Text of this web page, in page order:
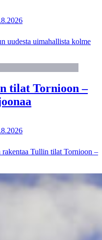
uudesta uimahallista kolme
tilat Tornioon –
Tullin tilat Tornioon –